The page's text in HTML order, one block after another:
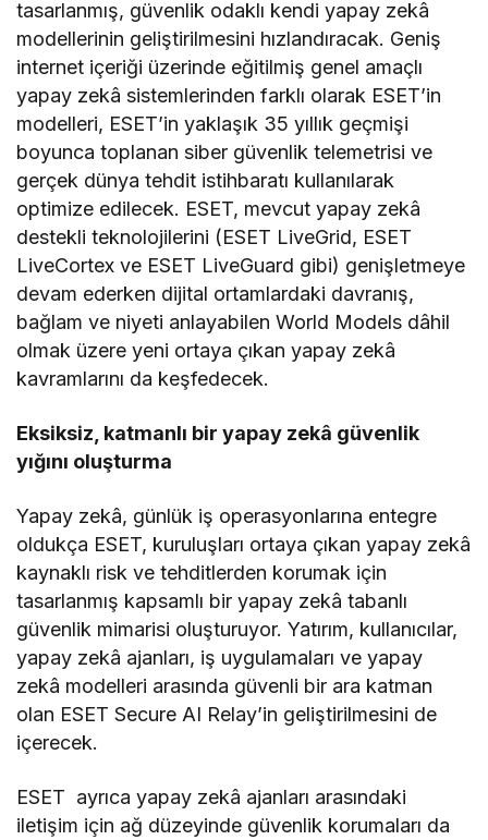
tasarlanmış, güvenlik odaklı kendi yapay zekâ
modellerinin geliştirilmesini hızlandıracak. Geniş
internet içeriği üzerinde eğitilmiş genel amaçlı
yapay zekâ sistemlerinden farklı olarak ESET’in
modelleri, ESET’in yaklaşık 35 yıllık geçmişi
boyunca toplanan siber güvenlik telemetrisi ve
gerçek dünya tehdit istihbaratı kullanılarak
optimize edilecek. ESET, mevcut yapay zekâ
destekli teknolojilerini (ESET LiveGrid, ESET
LiveCortex ve ESET LiveGuard gibi) genişletmeye
devam ederken dijital ortamlardaki davranış,
bağlam ve niyeti anlayabilen World Models dâhil
olmak üzere yeni ortaya çıkan yapay zekâ
kavramlarını da keşfedecek.
Eksiksiz, katmanlı bir yapay zekâ güvenlik
yığını oluşturma
Yapay zekâ, günlük iş operasyonlarına entegre
oldukça ESET, kuruluşları ortaya çıkan yapay zekâ
kaynaklı risk ve tehditlerden korumak için
tasarlanmış kapsamlı bir yapay zekâ tabanlı
güvenlik mimarisi oluşturuyor. Yatırım, kullanıcılar,
yapay zekâ ajanları, iş uygulamaları ve yapay
zekâ modelleri arasında güvenli bir ara katman
olan ESET Secure AI Relay’in geliştirilmesini de
içerecek.
ESET ayrıca yapay zekâ ajanları arasındaki
iletişim için ağ düzeyinde güvenlik korumaları da